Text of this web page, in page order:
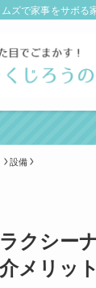
ズで家事をサボる
設備
ラクシ
メリッ